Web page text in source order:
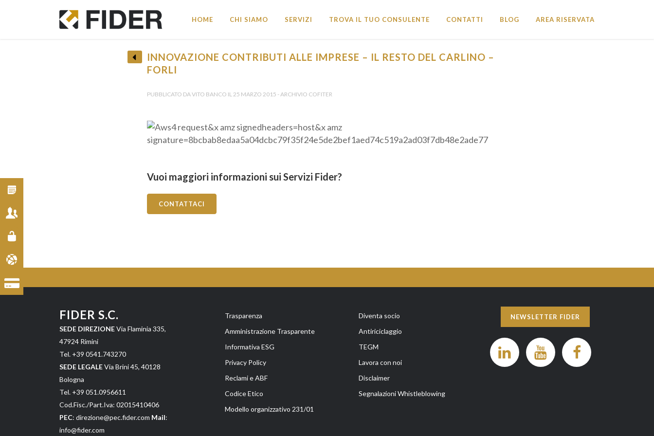
HOME CHI SIAMO SERVIZI TROVA IL TUO CONSULENTE CONTATTI BLOG AREA RISERVATA
INNOVAZIONE CONTRIBUTI ALLE IMPRESE – IL RESTO DEL CARLINO –
FORLI
PUBBLICATO DA VITO BANCO IL 25 MARZO 2015 - ARCHIVIO COFITER
Vuoi maggiori informazioni sui Servizi Fider?
CONTATTACI
FIDER S.C.
SEDE DIREZIONEVia Flaminia 335,
47924 Rimini
Tel. +39 0541.743270
SEDE LEGALEVia Brini 45, 40128
Bologna
Tel. +39 051.0956611
Cod.Fisc./Part.Iva: 02015410406
PEC: direzione@pec.fider.com Mail:
info@fider.com
Trasparenza
Amministrazione Trasparente
Informativa ESG
Privacy Policy
Reclami e ABF
Codice Etico
Modello organizzativo 231/01
Diventa socio
Antiriciclaggio
TEGM
Lavora con noi
Disclaimer
Segnalazioni Whistleblowing
NEWSLETTER FIDER